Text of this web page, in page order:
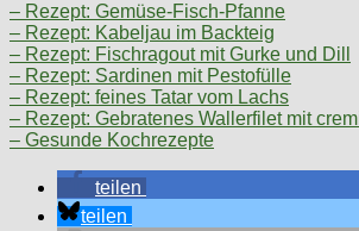
– Rezept: Gemüse-Fisch-Pfanne
– Rezept: Kabeljau im Backteig
– Rezept: Fischragout mit Gurke und Dill
– Rezept: Sardinen mit Pestofülle
– Rezept: feines Tatar vom Lachs
– Rezept: Gebratenes Wallerfilet mit
– Gesunde Kochrezepte
teilen
teilen